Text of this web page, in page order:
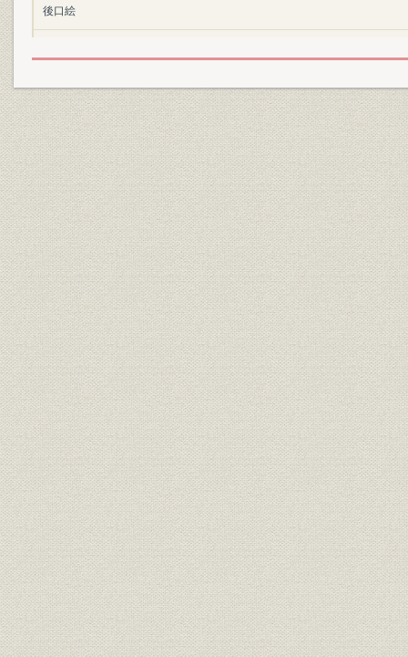
後口絵
参考文献
あとがき